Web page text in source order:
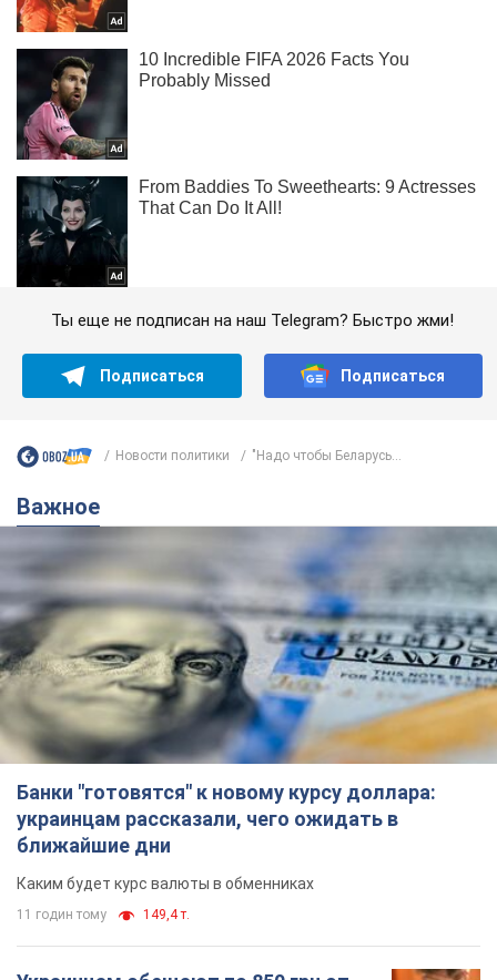
Ты еще не подписан на наш Telegram? Быстро жми!
Подписаться Подписаться
Новости политики "Надо чтобы Беларусь...
Важное
Банки "готовятся" к новому курсу доллара:
украинцам рассказали, чего ожидать в
ближайшие дни
Каким будет курс валюты в обменниках
11 годин тому 149,4 т.